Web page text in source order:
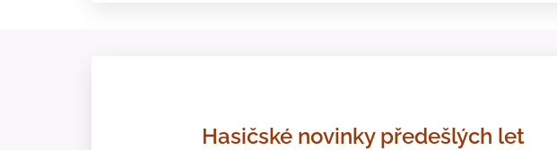
Hasičské novinky předešlých let